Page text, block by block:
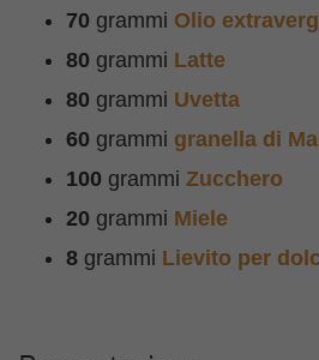
70 grammi Olio
80 grammi Latte
80 grammi Uvetta
60 grammi granella di
100 grammi Zucchero
20 grammi Miele
8 grammi Lievito per